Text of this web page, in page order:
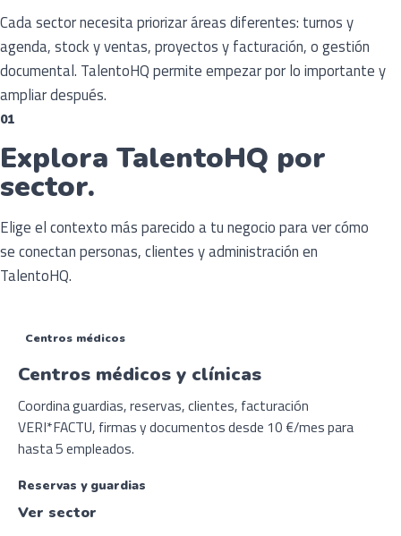
Cada sector necesita priorizar áreas diferentes: turnos y
agenda, stock y ventas, proyectos y facturación, o gestión
documental. TalentoHQ permite empezar por lo importante y
ampliar después.
01
Explora TalentoHQ por
sector.
Elige el contexto más parecido a tu negocio para ver cómo
se conectan personas, clientes y administración en
TalentoHQ.
Centros médicos
Centros médicos y clínicas
Coordina guardias, reservas, clientes, facturación
VERI*FACTU, firmas y documentos desde 10 €/mes para
hasta 5 empleados.
Reservas y guardias
Ver sector